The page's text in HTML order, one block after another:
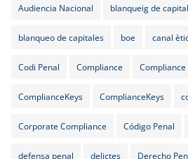
Audiencia Nacional blanqueig de
blanqueo de capitales boe canal
Codi Penal Compliance
ComplianceKeys ComplianceKeys
Corporate Compliance Código Penal
defensa penal delictes Derecho